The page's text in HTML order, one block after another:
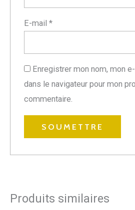
E-mail*
Enregistrer mon nom, mon
dans le navigateur pour mon
commentaire.
Produits similaires